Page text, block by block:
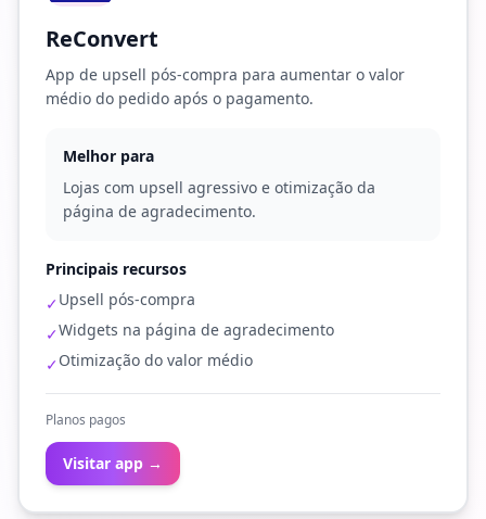
ReConvert
App de upsell pós-compra para aumentar o valor
médio do pedido após o pagamento.
Melhor para
Lojas com upsell agressivo e otimização da
página de agradecimento.
Principais recursos
✓Upsell pós-compra
✓Widgets na página de agradecimento
✓Otimização do valor médio
Planos pagos
Visitar app →